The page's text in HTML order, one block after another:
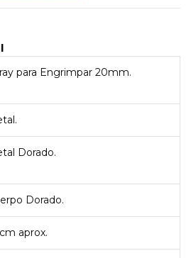
para Engrimpar 20mm.
Dorado.
Dorado.
aprox.